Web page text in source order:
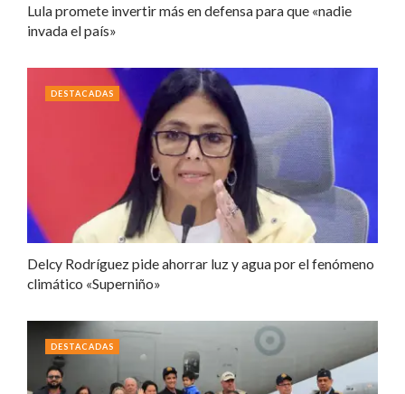
Lula promete invertir más en defensa para que «nadie
invada el país»
Delcy Rodríguez pide ahorrar luz y agua por el fenómeno
climático «Superniño»
DESTACADAS
DESTACADAS